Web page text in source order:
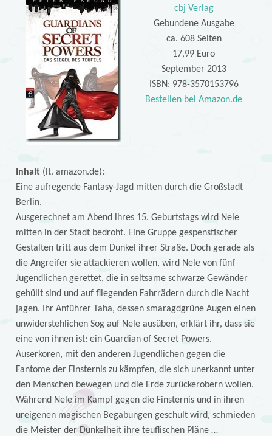
cbj Verlag
Gebundene Ausgabe
ca. 608 Seiten
17,99 Euro
September 2013
ISBN: 978-3570153796
Bestellen bei Amazon.de
Inhalt (lt. amazon.de):
Eine aufregende Fantasy-Jagd mitten durch die Großstadt
Berlin.
Ausgerechnet am Abend ihres 15. Geburtstags wird Nele
mitten in der Stadt bedroht. Eine Gruppe gespenstischer
Gestalten tritt aus dem Dunkel ihrer Straße. Doch gerade als
die Angreifer sie attackieren wollen, wird Nele von fünf
Jugendlichen gerettet, die in seltsame schwarze Gewänder
gehüllt sind und auf fliegenden Fahrrädern durch die Nacht
jagen. Ihr Anführer Taha, dessen smaragdgrüne Augen einen
unwiderstehlichen Sog auf Nele ausüben, erklärt ihr, dass sie
eine von ihnen ist: ein Guardian of Secret Powers.
Auserkoren, mit den anderen Jugendlichen gegen die
Fantome der Finsternis zu kämpfen, die sich unerkannt unter
den Menschen bewegen und die Erde zurückerobern wollen.
Während Nele im Kampf gegen die Finsternis und in ihren
ureigenen magischen Begabungen geschult wird, schmieden
die Meister der Dunkelheit ihre teuflischen Pläne …